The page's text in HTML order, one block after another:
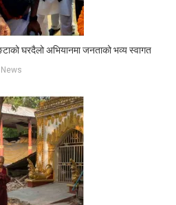
घरदैलो अभियानमा जनताको भव्य स्वागत